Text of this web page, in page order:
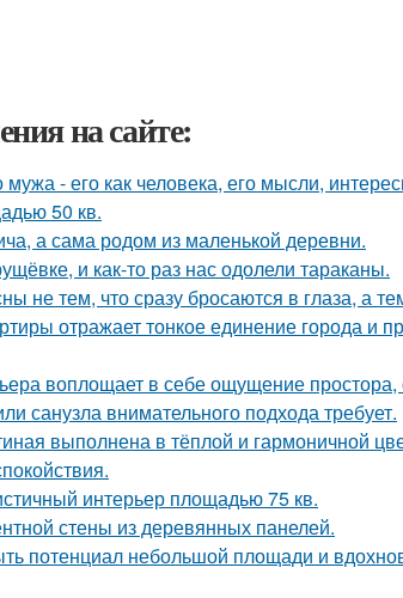
на сайте:
- его как человека, его мысли,
50 кв.
а сама родом из маленькой деревни.
и как-то раз нас одолели тараканы.
не тем, что сразу бросаются в глаза, а
отражает тонкое единение города и
воплощает в себе ощущение простора,
санузла внимательного подхода требует.
выполнена в тёплой и гармоничной
интерьер площадью 75 кв.
стены из деревянных панелей.
потенциал небольшой площади и